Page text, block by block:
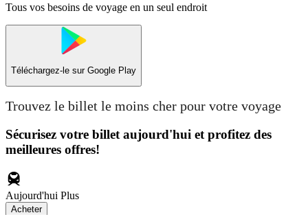
Tous vos besoins de voyage en un seul endroit
Téléchargez-le sur Google Play
Trouvez le billet le moins cher pour votre voyage
Sécurisez votre billet aujourd'hui et profitez des
meilleures offres!
Aujourd'hui Plus
Acheter